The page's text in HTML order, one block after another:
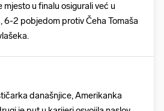
mjesto u finalu osigurali već u
2 pobjedom protiv Čeha Tomaša
današnjice, Amerikanka